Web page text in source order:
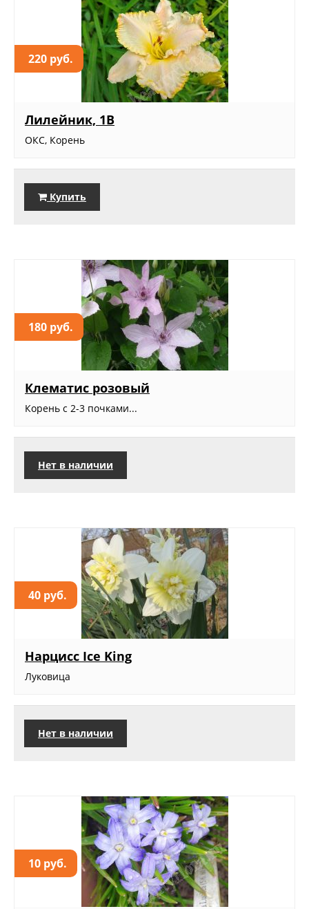
220 руб.
Лилейник, 1В
ОКС, Корень
Купить
180 руб.
Клематис розовый
Корень с 2-3 почками...
Нет в наличии
40 руб.
Нарцисс Ice King
Луковица
Нет в наличии
10 руб.